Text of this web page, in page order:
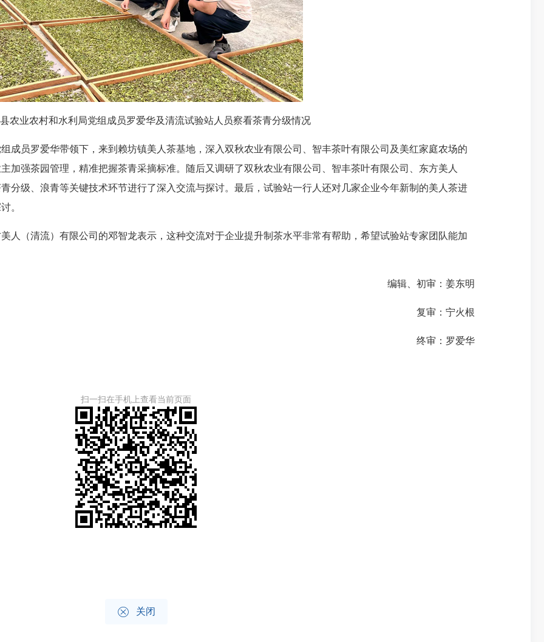
农业农村和水利局党组成员罗爱华及清流试验站人员察看茶青分级情况
成员罗爱华带领下，来到赖坊镇美人茶基地，深入双秋农业有限公司、智丰茶叶有限公司及美红家庭农场的
加强茶园管理，精准把握茶青采摘标准。随后又 调研了双秋农业有限公司、智丰茶叶有限公司、东方美人
分级、浪青等关键技术环节进行了深入交流与探讨。 最后，试验站一行人还对几家企业今年新制的美人茶进
。
人（清流）有限公司的邓智龙表示 ，这种交流对于企业提升制茶水平非常有帮助，希望试验站专家团队能加
编辑、初审： 姜东明
复审：宁火根
终审：罗爱华
扫一扫在手机上查看当前页面
 关闭